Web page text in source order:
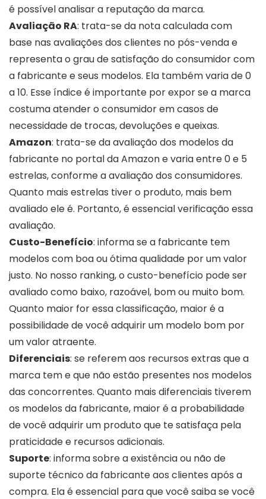
é possível analisar a reputação da marca.
Avaliação RA: trata-se da nota calculada com
base nas avaliações dos clientes no pós-venda e
representa o grau de satisfação do consumidor com
a fabricante e seus modelos. Ela também varia de 0
a 10. Esse índice é importante por expor se a marca
costuma atender o consumidor em casos de
necessidade de trocas, devoluções e queixas.
Amazon: trata-se da avaliação dos modelos da
fabricante no portal da Amazon e varia entre 0 e 5
estrelas, conforme a avaliação dos consumidores.
Quanto mais estrelas tiver o produto, mais bem
avaliado ele é. Portanto, é essencial verificação essa
avaliação.
Custo-Benefício: informa se a fabricante tem
modelos com boa ou ótima qualidade por um valor
justo. No nosso ranking, o custo-benefício pode ser
avaliado como baixo, razoável, bom ou muito bom.
Quanto maior for essa classificação, maior é a
possibilidade de você adquirir um modelo bom por
um valor atraente.
Diferenciais: se referem aos recursos extras que a
marca tem e que não estão presentes nos modelos
das concorrentes. Quanto mais diferenciais tiverem
os modelos da fabricante, maior é a probabilidade
de você adquirir um produto que te satisfaça pela
praticidade e recursos adicionais.
Suporte: informa sobre a existência ou não de
suporte técnico da fabricante aos clientes após a
compra. Ela é essencial para que você saiba se você